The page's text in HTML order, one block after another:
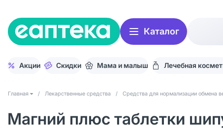
Каталог
Акции Скидки Мама и малыш Лечебная
Главная / Лекарственные средства / Средства для нормализации обмена
Магний плюс таблетки